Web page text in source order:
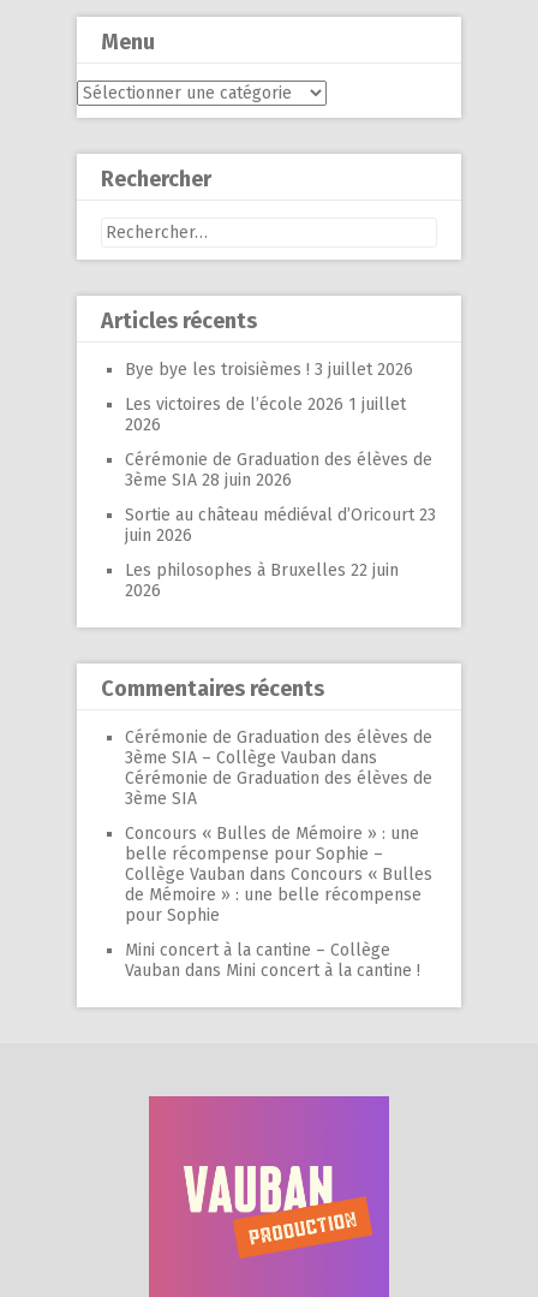
Menu
Menu
Rechercher
Rechercher :
Articles récents
Bye bye les troisièmes ! 3 juillet 2026
Les victoires de l’école 2026 1 juillet
2026
Cérémonie de Graduation des élèves de
3ème SIA 28 juin 2026
Sortie au château médiéval d’Oricourt 23
juin 2026
Les philosophes à Bruxelles 22 juin
2026
Commentaires récents
Cérémonie de Graduation des élèves de
3ème SIA – Collège Vauban dans
Cérémonie de Graduation des élèves de
3ème SIA
Concours « Bulles de Mémoire » : une
belle récompense pour Sophie –
Collège Vauban dans Concours « Bulles
de Mémoire » : une belle récompense
pour Sophie
Mini concert à la cantine – Collège
Vauban dans Mini concert à la cantine !